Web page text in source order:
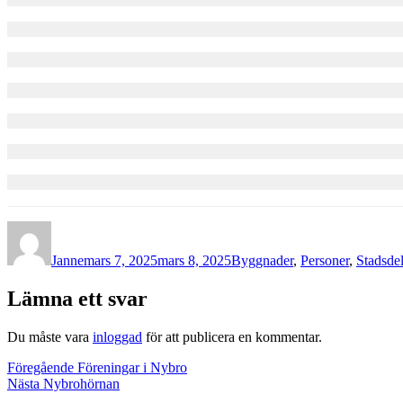
Jannemars 7, 2025mars 8, 2025Byggnader, Personer,
Lämna ett svar
Du måste vara inloggad för att publicera en kommentar.
Inläggsnavigering
Föregående Föregående
inlägg:
Föreningar i Nybro
Nästa Nästa
Nybrohörnan